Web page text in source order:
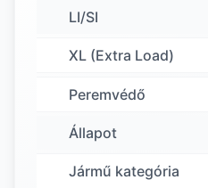
LI/SI
XL (Extra Load)
Peremvédő
Állapot
Jármű kategória